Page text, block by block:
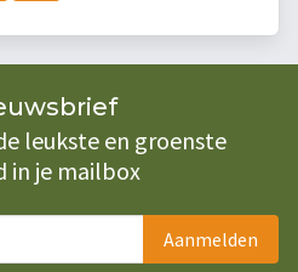
leukste en groenste
in je mailbox
Aanmelden